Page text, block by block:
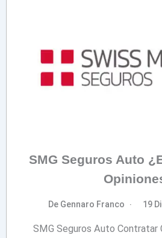
SMG Seguros Auto
De Gennaro Franco 19
SMG Seguros Auto Contratar